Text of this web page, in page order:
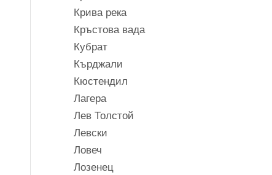
Крива река
Кръстова вада
Кубрат
Кърджали
Кюстендил
Лагера
Лев Толстой
Левски
Ловеч
Лозенец